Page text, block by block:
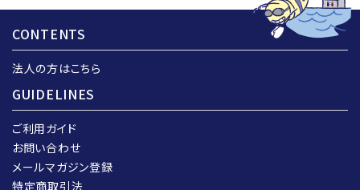
CONTENTS
法人の方はこちら
GUIDELINES
ご利用ガイド
お問い合わせ
メールマガジン登録
特定商取引法